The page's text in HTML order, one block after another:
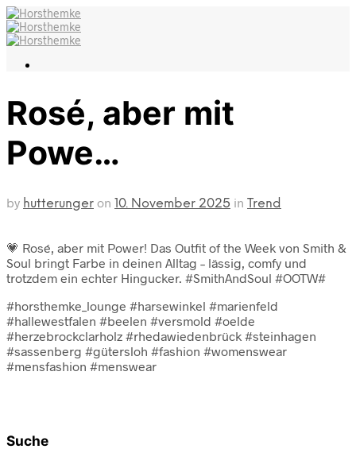
Rosé, aber mit
Powe…
by hutterunger on 10. November 2025 in Trend
💗 Rosé, aber mit Power! Das Outfit of the Week von Smith &
Soul bringt Farbe in deinen Alltag – lässig, comfy und
trotzdem ein echter Hingucker. #SmithAndSoul #OOTW#
#horsthemke_lounge #harsewinkel #marienfeld
#hallewestfalen #beelen #versmold #oelde
#herzebrockclarholz #rhedawiedenbrück #steinhagen
#sassenberg #gütersloh #fashion #womenswear
#mensfashion #menswear
Suche